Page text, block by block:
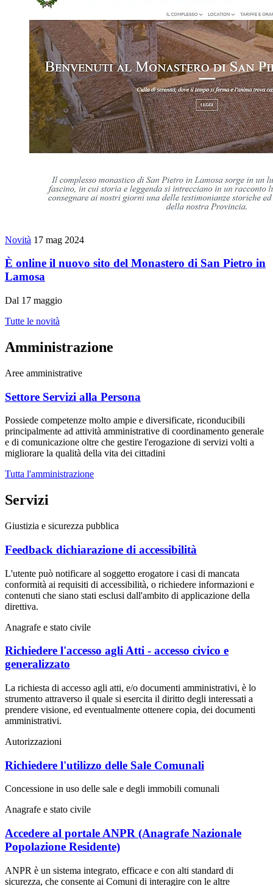
Novità 17 mag 2024
È online il nuovo sito del Monastero di San Pietro in
Lamosa
Dal 17 maggio
Tutte le novità
Amministrazione
Aree amministrative
Settore Servizi alla Persona
Possiede competenze molto ampie e diversificate, riconducibili
principalmente ad attività amministrative di coordinamento generale
e di comunicazione oltre che gestire l'erogazione di servizi volti a
migliorare la qualità della vita dei cittadini
Tutta l'amministrazione
Servizi
Giustizia e sicurezza pubblica
Feedback dichiarazione di accessibilità
L'utente può notificare al soggetto erogatore i casi di mancata
conformità ai requisiti di accessibilità, o richiedere informazioni e
contenuti che siano stati esclusi dall'ambito di applicazione della
direttiva.
Anagrafe e stato civile
Richiedere l'accesso agli Atti - accesso civico e
generalizzato
La richiesta di accesso agli atti, e/o documenti amministrativi, è lo
strumento attraverso il quale si esercita il diritto degli interessati a
prendere visione, ed eventualmente ottenere copia, dei documenti
amministrativi.
Autorizzazioni
Richiedere l'utilizzo delle Sale Comunali
Concessione in uso delle sale e degli immobili comunali
Anagrafe e stato civile
Accedere al portale ANPR (Anagrafe Nazionale
Popolazione Residente)
ANPR è un sistema integrato, efficace e con alti standard di
sicurezza, che consente ai Comuni di interagire con le altre